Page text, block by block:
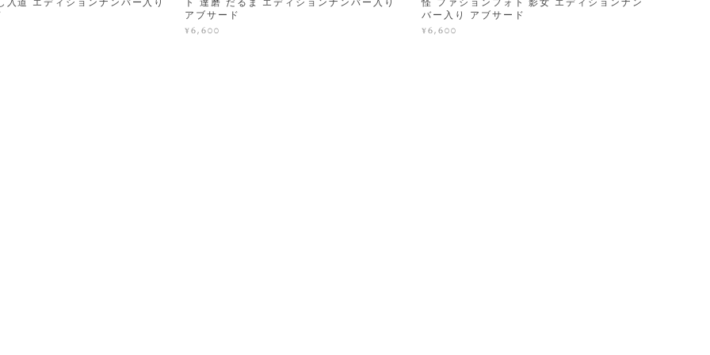
アブサード
¥6,600
バー入り アブサード
¥6,600